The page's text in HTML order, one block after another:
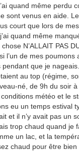
quand même perdu
sont venus en aide.
court que lors de
quand même
N’ALLAIT PAS
l’un de mes
pendant que je
au top (régime,
né, de 9h du soir
météo et le
eu un temps estival
et il n’y avait pas un
trop chaud quand
un lac, et la
chaud pour être